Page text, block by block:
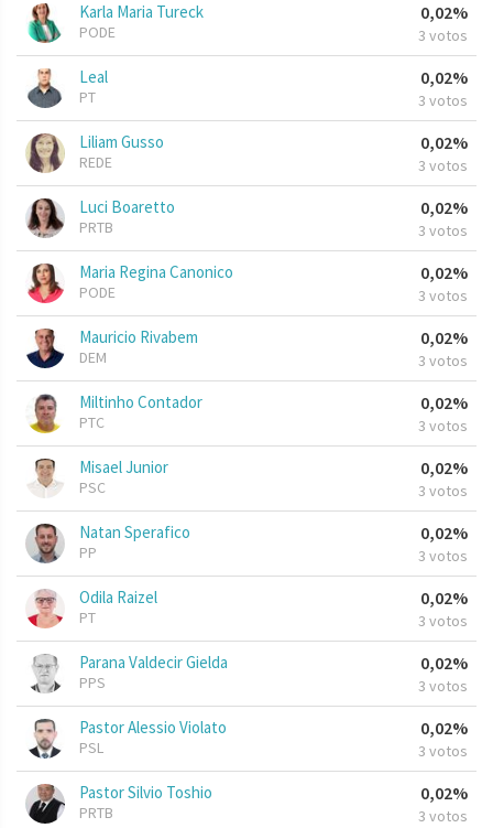
Karla Maria Tureck
PODE
0,02%
3 votos
Leal
PT
0,02%
3 votos
Liliam Gusso
REDE
0,02%
3 votos
Luci Boaretto
PRTB
0,02%
3 votos
Maria Regina Canonico
PODE
0,02%
3 votos
Mauricio Rivabem
DEM
0,02%
3 votos
Miltinho Contador
PTC
0,02%
3 votos
Misael Junior
PSC
0,02%
3 votos
Natan Sperafico
PP
0,02%
3 votos
Odila Raizel
PT
0,02%
3 votos
Parana Valdecir Gielda
PPS
0,02%
3 votos
Pastor Alessio Violato
PSL
0,02%
3 votos
Pastor Silvio Toshio
PRTB
0,02%
3 votos